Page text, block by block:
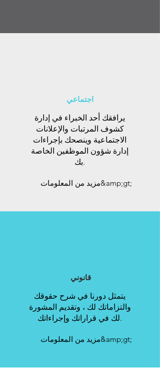
اجتماعي
يرافقك أحد الخبراء في إدارة
كشوف المرتبات والإعلانات
الاجتماعية وينصحك بإجراءات
إدارة شؤون الموظفين الخاصة
بك.
مزيد من المعلومات&amp;gt;
قانوني
يتمثل دورنا في شرح حقوقك
والتزاماتك لك ، وتقديم المشورة
لك في قراراتك وإجراءاتك.
مزيد من المعلومات&amp;gt;